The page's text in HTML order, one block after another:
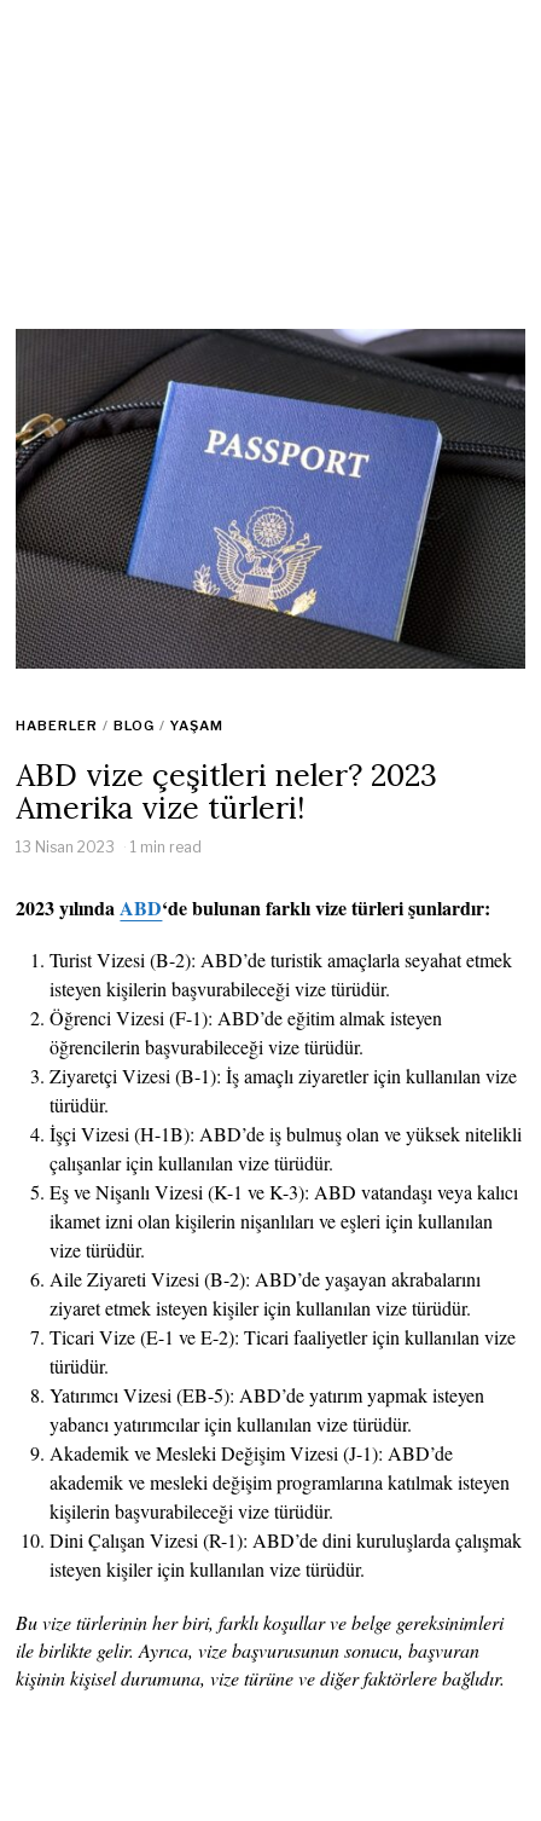
HABERLER / BLOG / YAŞAM
ABD vize çeşitleri neler? 2023
Amerika vize türleri!
13 Nisan 2023 1 min read
2023 yılındaABD‘de bulunan farklı vize türleri şunlardır:
Turist Vizesi (B-2): ABD’de turistik amaçlarla seyahat etmek
isteyen kişilerin başvurabileceği vize türüdür.
Öğrenci Vizesi (F-1): ABD’de eğitim almak isteyen
öğrencilerin başvurabileceği vize türüdür.
Ziyaretçi Vizesi (B-1): İş amaçlı ziyaretler için kullanılan vize
türüdür.
İşçi Vizesi (H-1B): ABD’de iş bulmuş olan ve yüksek nitelikli
çalışanlar için kullanılan vize türüdür.
Eş ve Nişanlı Vizesi (K-1 ve K-3): ABD vatandaşı veya kalıcı
ikamet izni olan kişilerin nişanlıları ve eşleri için kullanılan
vize türüdür.
Aile Ziyareti Vizesi (B-2): ABD’de yaşayan akrabalarını
ziyaret etmek isteyen kişiler için kullanılan vize türüdür.
Ticari Vize (E-1 ve E-2): Ticari faaliyetler için kullanılan vize
türüdür.
Yatırımcı Vizesi (EB-5): ABD’de yatırım yapmak isteyen
yabancı yatırımcılar için kullanılan vize türüdür.
Akademik ve Mesleki Değişim Vizesi (J-1): ABD’de
akademik ve mesleki değişim programlarına katılmak isteyen
kişilerin başvurabileceği vize türüdür.
Dini Çalışan Vizesi (R-1): ABD’de dini kuruluşlarda çalışmak
isteyen kişiler için kullanılan vize türüdür.
Bu vize türlerinin her biri, farklı koşullar ve belge gereksinimleri
ile birlikte gelir. Ayrıca, vize başvurusunun sonucu, başvuran
kişinin kişisel durumuna, vize türüne ve diğer faktörlere bağlıdır.